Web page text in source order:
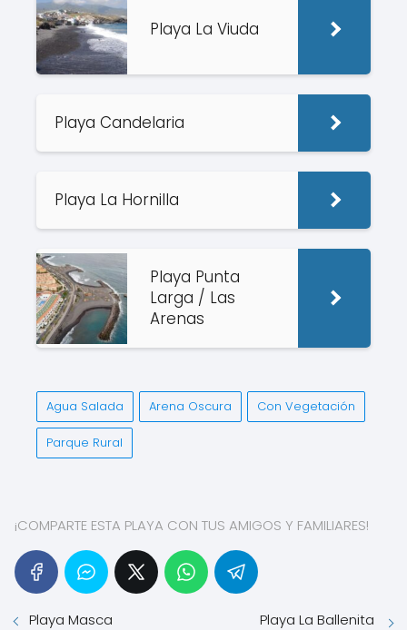
Playa La Viuda
Playa Candelaria
Playa La Hornilla
Playa Punta
Larga / Las
Arenas
Agua Salada Arena Oscura Con Vegetación
Parque Rural
¡COMPARTE ESTA PLAYA CON TUS AMIGOS Y FAMILIARES!
Playa Masca Playa La Ballenita